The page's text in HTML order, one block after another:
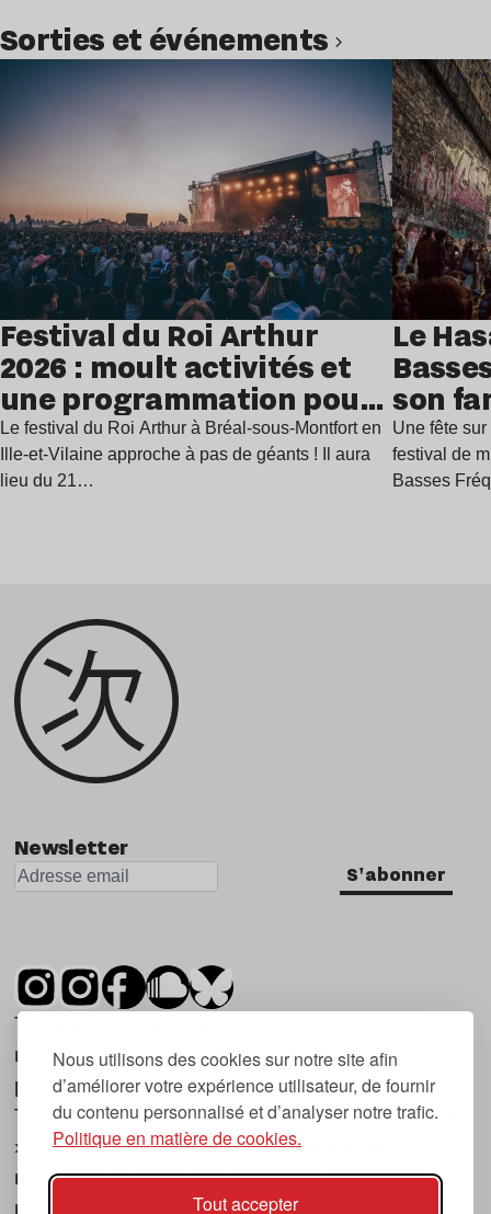
Nous utilisons des cookies sur notre site afin
d’améliorer votre expérience utilisateur, de fournir
du contenu personnalisé et d’analyser notre trafic.
Politique en matière de cookies.
Tout accepter
Sorties et événements
Festival du Roi Arthur
2026 : moult activités et
une programmation pour
festoyer
Le festival du Roi Arthur à Bréal-sous-Montfort en
Ille-et-Vilaine approche à pas de géants ! Il aura
lieu du 21…
Le
son
juillet
Une fête
festival de
Basses
Newsletter
S'abonner
Tsugi est un mensuel indépendant sur la
musique et les nouvelles tendances, dont la
première parution date de 2007.
Tsugi en japonais signifie « prochain », « suivant
», ce qui correspond à la thématique du
magazine, à l’affût des nouvelles tendances
musicales, qu’elles viennent de la musique